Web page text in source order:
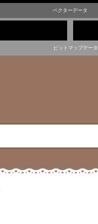
ベクターデータ
ビットマップデータ